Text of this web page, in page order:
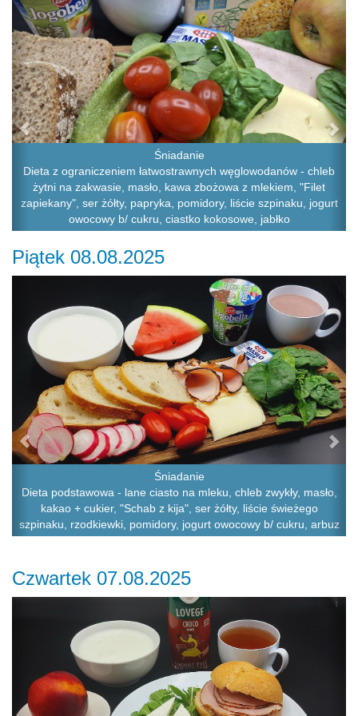
Śniadanie
Dieta z ograniczeniem łatwostrawnych węglowodanów - chleb
żytni na zakwasie, masło, kawa zbożowa z mlekiem, "Filet
zapiekany", ser żółty, papryka, pomidory, liście szpinaku, jogurt
owocowy b/ cukru, ciastko kokosowe, jabłko
Piątek 08.08.2025
Śniadanie
Dieta podstawowa - lane ciasto na mleku, chleb zwykły, masło,
kakao + cukier, "Schab z kija", ser żółty, liście świeżego
szpinaku, rzodkiewki, pomidory, jogurt owocowy b/ cukru, arbuz
Czwartek 07.08.2025